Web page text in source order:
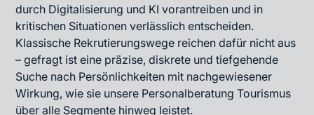
durch Digitalisierung und KI vorantreiben und in
kritischen Situationen verlässlich entscheiden.
Klassische Rekrutierungswege reichen dafür nicht aus
– gefragt ist eine präzise, diskrete und tiefgehende
Suche nach Persönlichkeiten mit nachgewiesener
Wirkung, wie sie unsere Personalberatung Tourismus
über alle Segmente hinweg leistet.